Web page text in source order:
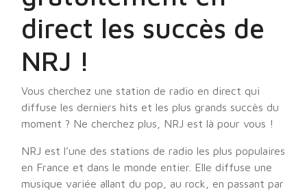
direct les succès de
NRJ !
Vous cherchez une station de radio en direct qui
diffuse les derniers hits et les plus grands succès du
moment ? Ne cherchez plus, NRJ est là pour vous !
NRJ est l’une des stations de radio les plus populaires
en France et dans le monde entier. Elle diffuse une
musique variée allant du pop, au rock, en passant par